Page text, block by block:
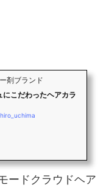
剤ブランド
こだわったヘアカラ
ードクラウドヘア